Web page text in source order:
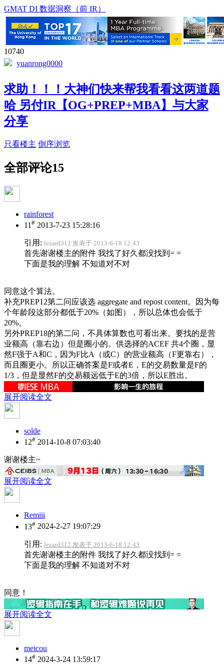
GMAT DI 数据洞察（前 IR）
10740
yuanrong0000
求助！！！大神们快来帮我看看这两道题
哈 另付IR【OG+PREP+MBA】与大家
分享
只看楼主 倒序浏览
全部评论15
rainforest
11 # 2013-7-23 15:28:16
引用: lezard312 发表于 2013-6-18 12:43
首先谢谢楼主的附件 我找了好久都没找到= =
下面是我的理解 不知道对不对
同意这个算法。
补充PREP12第二问应该选 aggregate and repost content。因为每
个年龄段这部分都低于20%（如图），所以总体也会低于
20%。
另外PREP18的第二问，不具体算数也可看出来。要找的是营
业额高（靠右边）但是圈小的。供选择的ACEF 共4个圈，显
然F强于A和C，因为F比A（或C）的营业额高（F更靠右），
而且圈更小。所以正确答案是F或者E，E的交易数量是F的
1/3，但是显然F的交易额远低于E的3倍，所以E胜出。
展开阅读全文
solde
12# 2014-10-8 07:03:40
谢谢楼主~
展开阅读全文
Remiii
13# 2024-2-27 19:07:29
引用: lezard312 发表于 2013-6-18 12:43
首先谢谢楼主的附件 我找了好久都没找到= =
下面是我的理解 不知道对不对
同意！
展开阅读全文
meicou
14# 2024-3-24 13:59:17